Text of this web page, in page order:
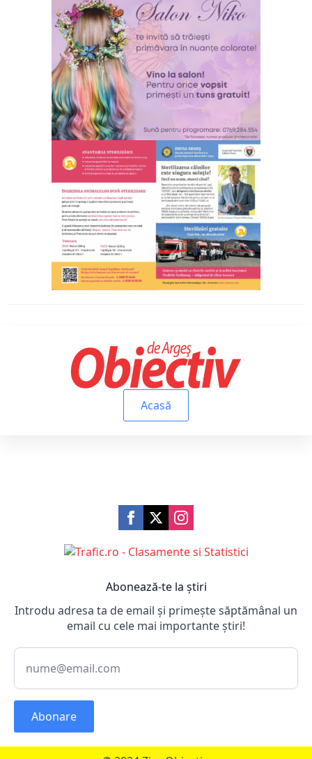
Acasă
Abonează-te la știri
Introdu adresa ta de email și primește săptămânal un
email cu cele mai importante știri!
Abonare